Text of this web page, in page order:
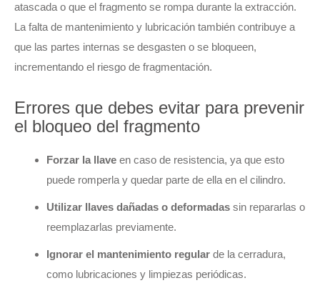
atascada o que el fragmento se rompa durante la extracción.
La falta de mantenimiento y lubricación también contribuye a
que las partes internas se desgasten o se bloqueen,
incrementando el riesgo de fragmentación.
Errores que debes evitar para prevenir
el bloqueo del fragmento
Forzar la llave en caso de resistencia, ya que esto
puede romperla y quedar parte de ella en el cilindro.
Utilizar llaves dañadas o deformadas sin repararlas o
reemplazarlas previamente.
Ignorar el mantenimiento regular de la cerradura,
como lubricaciones y limpiezas periódicas.